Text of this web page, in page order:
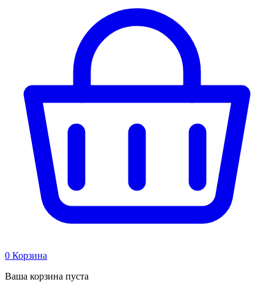
0 Корзина
Ваша корзина пуста